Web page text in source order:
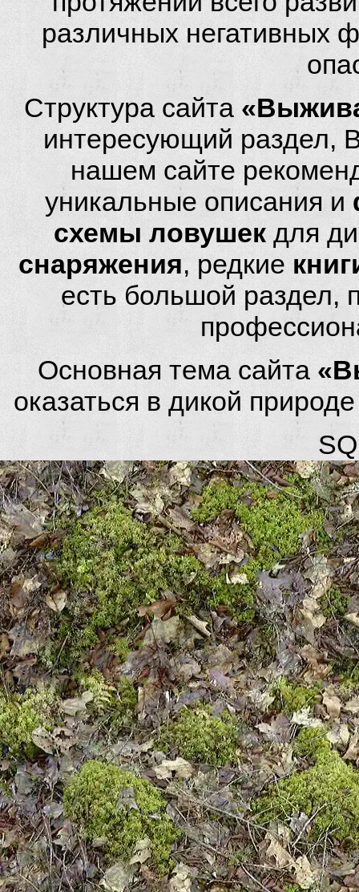
различных негативных
Структура сайта
интересующий раздел,
нашем сайте
уникальные описания и
схемы ловушек для
снаряжения, редкие
есть большой
Основная тема сайта
оказаться в дикой